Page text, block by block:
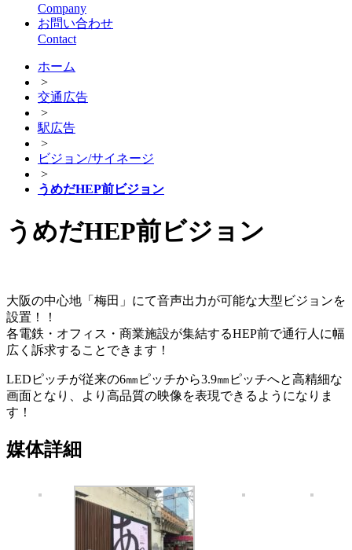
Company
お問い合わせ
Contact
ホーム
>
交通広告
>
駅広告
>
ビジョン/サイネージ
>
うめだHEP前ビジョン
うめだHEP前ビジョン
大阪の中心地「梅田」にて音声出力が可能な大型ビジョンを
設置！！
各電鉄・オフィス・商業施設が集結するHEP前で通行人に幅
広く訴求することできます！
LEDピッチが従来の6㎜ピッチから3.9㎜ピッチへと高精細な
画面となり、より高品質の映像を表現できるようになりま
す！
媒体詳細